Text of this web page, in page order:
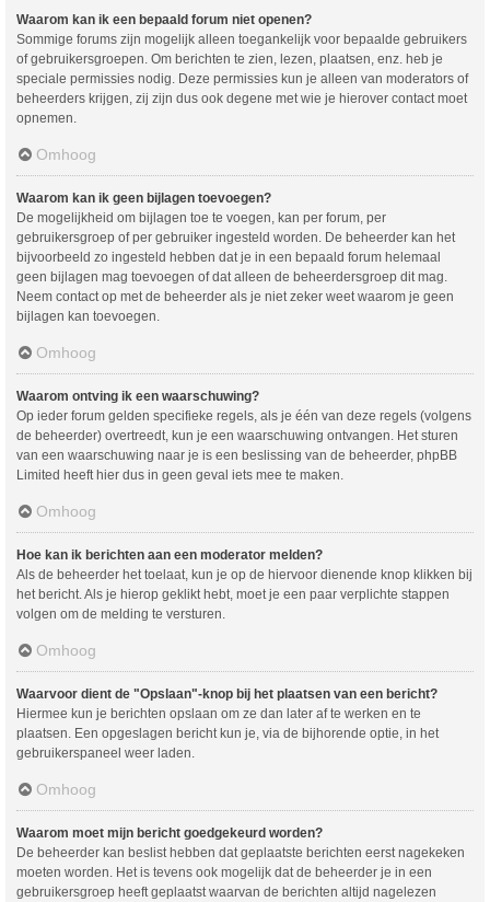
Waarom kan ik een bepaald forum niet openen?
Sommige forums zijn mogelijk alleen toegankelijk voor bepaalde gebruikers
of gebruikersgroepen. Om berichten te zien, lezen, plaatsen, enz. heb je
speciale permissies nodig. Deze permissies kun je alleen van moderators of
beheerders krijgen, zij zijn dus ook degene met wie je hierover contact moet
opnemen.
Omhoog
Waarom kan ik geen bijlagen toevoegen?
De mogelijkheid om bijlagen toe te voegen, kan per forum, per
gebruikersgroep of per gebruiker ingesteld worden. De beheerder kan het
bijvoorbeeld zo ingesteld hebben dat je in een bepaald forum helemaal
geen bijlagen mag toevoegen of dat alleen de beheerdersgroep dit mag.
Neem contact op met de beheerder als je niet zeker weet waarom je geen
bijlagen kan toevoegen.
Omhoog
Waarom ontving ik een waarschuwing?
Op ieder forum gelden specifieke regels, als je één van deze regels (volgens
de beheerder) overtreedt, kun je een waarschuwing ontvangen. Het sturen
van een waarschuwing naar je is een beslissing van de beheerder, phpBB
Limited heeft hier dus in geen geval iets mee te maken.
Omhoog
Hoe kan ik berichten aan een moderator melden?
Als de beheerder het toelaat, kun je op de hiervoor dienende knop klikken bij
het bericht. Als je hierop geklikt hebt, moet je een paar verplichte stappen
volgen om de melding te versturen.
Omhoog
Waarvoor dient de "Opslaan"-knop bij het plaatsen van een bericht?
Hiermee kun je berichten opslaan om ze dan later af te werken en te
plaatsen. Een opgeslagen bericht kun je, via de bijhorende optie, in het
gebruikerspaneel weer laden.
Omhoog
Waarom moet mijn bericht goedgekeurd worden?
De beheerder kan beslist hebben dat geplaatste berichten eerst nagekeken
moeten worden. Het is tevens ook mogelijk dat de beheerder je in een
gebruikersgroep heeft geplaatst waarvan de berichten altijd nagelezen